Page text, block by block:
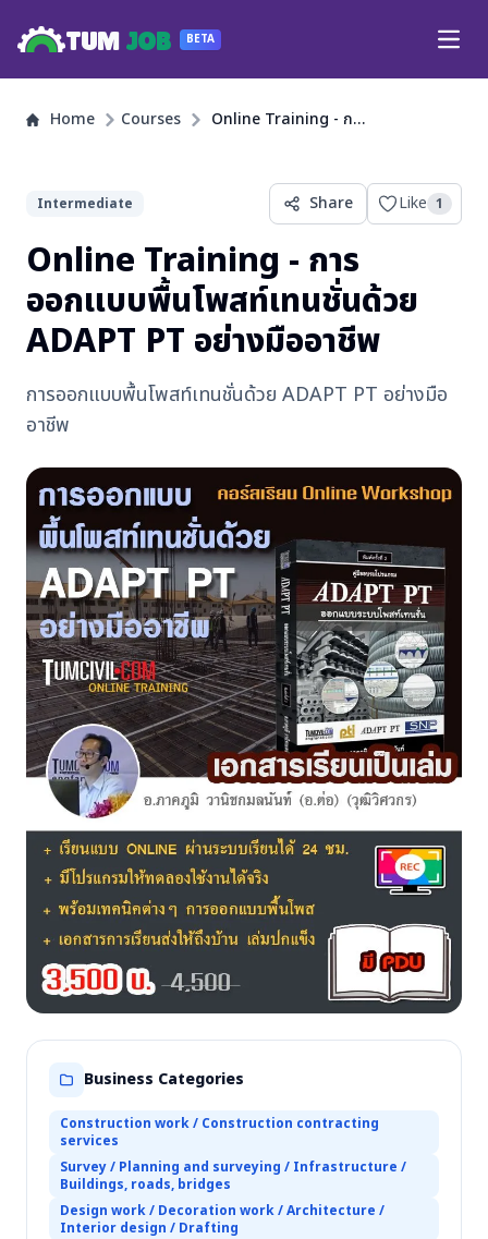
TUM JOB BETA
Home Courses Online Training - การออกแบบพื้นโพสท์เทนชั่นด้วย ADAPT PT อย่างมืออาชีพ
Intermediate Share Like 1
Online Training - การ
ออกแบบพื้นโพสท์เทนชั่นด้วย
ADAPT PT อย่างมืออาชีพ
การออกแบบพื้นโพสท์เทนชั่นด้วย ADAPT PT อย่างมือ
อาชีพ
Business Categories
Construction work / Construction contracting
services
Survey / Planning and surveying / Infrastructure /
Buildings, roads, bridges
Design work / Decoration work / Architecture /
Interior design / Drafting